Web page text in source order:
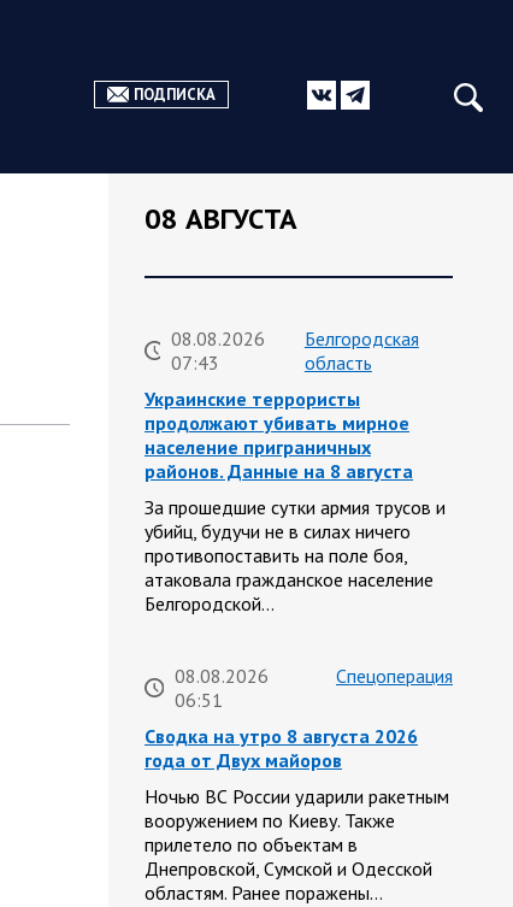
ПОДПИСКА
08 АВГУСТА
08.08.2026
07:43
Белгородская
область
Украинские террористы
продолжают убивать мирное
население приграничных
районов. Данные на 8 августа
За прошедшие сутки армия трусов и
убийц, будучи не в силах ничего
противопоставить на поле боя,
атаковала гражданское население
Белгородской…
08.08.2026
06:51
Спецоперация
Сводка на утро 8 августа 2026
года от Двух майоров
Ночью ВС России ударили ракетным
вооружением по Киеву. Также
прилетело по объектам в
Днепровской, Сумской и Одесской
областям. Ранее поражены…